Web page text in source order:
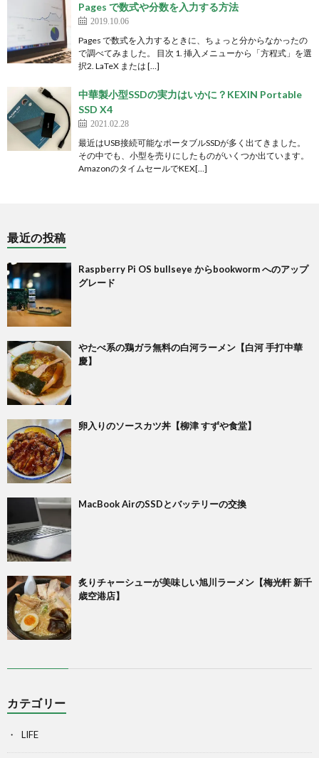
Pages で数式や分数を入力する方法
2019.10.06
Pages で数式を入力するときに、ちょっと分からなかったの
で調べてみました。 目次 1. 挿入メニューから「方程式」を選
択2. LaTeX または […]
中華製小型SSDの実力はいかに？KEXIN Portable
SSD X4
2021.02.28
最近はUSB接続可能なポータブルSSDが多く出てきました。
その中でも、小型を売りにしたものがいくつか出ています。
AmazonのタイムセールでKEX[…]
最近の投稿
Raspberry Pi OS bullseye からbookworm へのアップ
グレード
やたべ系の鶏ガラ無料の白河ラーメン【白河 手打中華
慶】
卵入りのソースカツ丼【柳津 すずや食堂】
MacBook AirのSSDとバッテリーの交換
炙りチャーシューが美味しい旭川ラーメン【梅光軒 新千
歳空港店】
カテゴリー
LIFE